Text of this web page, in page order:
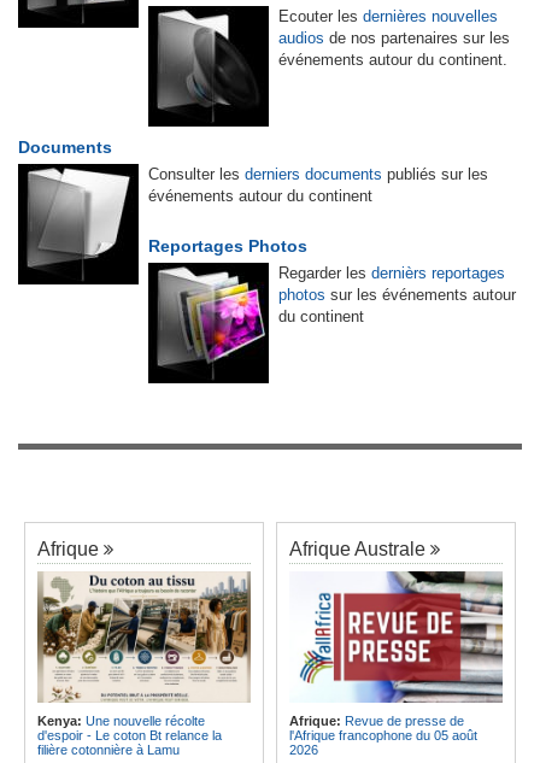
Ecouter les dernières nouvelles
audios de nos partenaires sur les
événements autour du continent.
Documents
Consulter les derniers documents publiés sur les
événements autour du continent
Reportages Photos
Regarder les dernièrs reportages
photos sur les événements autour
du continent
Afrique
Kenya: Une nouvelle récolte
d'espoir - Le coton Bt relance la
filière cotonnière à Lamu
Afrique Australe
Afrique: Revue de presse de
l'Afrique francophone du 05 août
2026